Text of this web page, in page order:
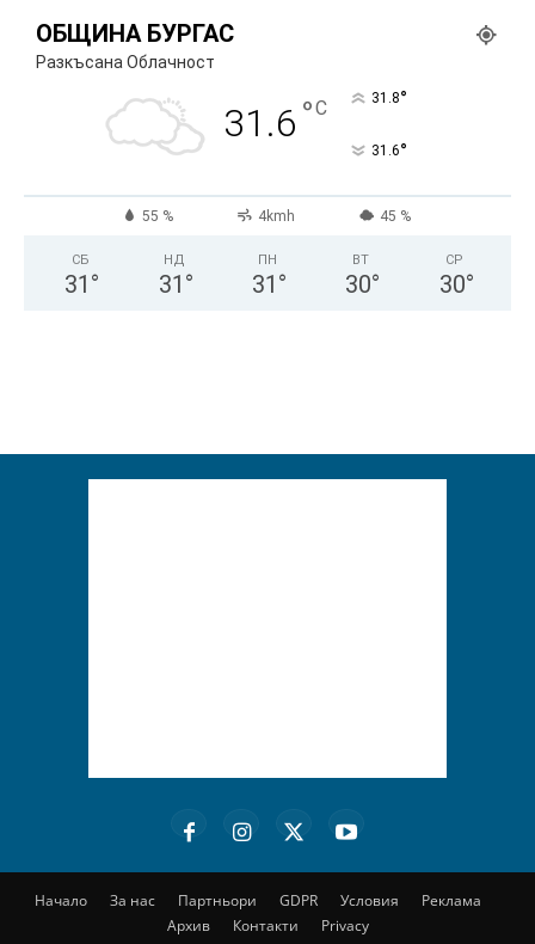
ОБЩИНА БУРГАС
Разкъсана Облачност
31.6 °C 31.8°
31.6°
55 % 4kmh 45 %
СБ
31 °
НД
31 °
ПН
31 °
ВТ
30°
СР
30°
Начало За нас Партньори GDPR Условия
Реклама
Архив
Контакти Privacy